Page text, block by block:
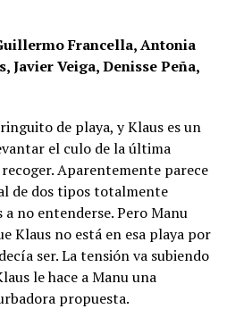
Francella, Antonia
Javier Veiga, Denisse Peña,
de playa, y Klaus es un
el culo de la última
Aparentemente parece
de dos tipos totalmente
no entenderse. Pero Manu
Klaus no está en esa playa por
ser. La tensión va subiendo
le hace a Manu una
propuesta.